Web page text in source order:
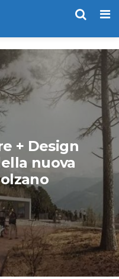
+ Design
nuova